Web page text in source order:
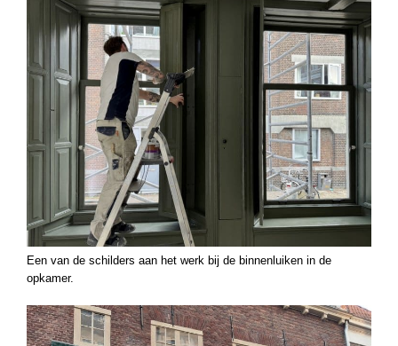
Een van de schilders aan het werk bij de binnenluiken in de
opkamer.